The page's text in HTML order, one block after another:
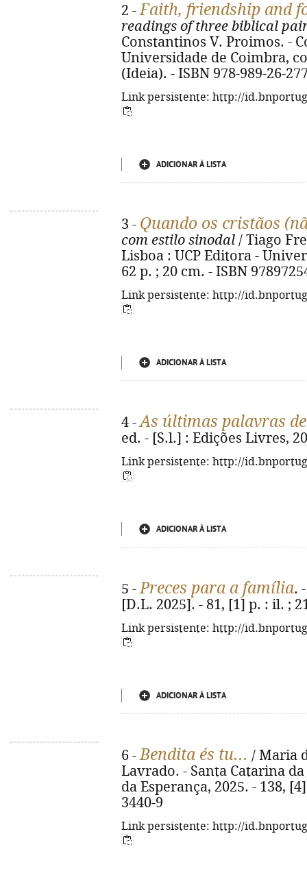
2 -Faith, friendship and
readings of three biblical
Constantinos V. Proimos. -
Universidade de Coimbra,
(Ideia). - ISBN 978-989-26-
Link persistente: http://
ADICIONAR À LISTA
3 - Quando os cristãos
com estilo sinodal / Tiago
Lisboa : UCP Editora -
62 p. ; 20 cm. - ISBN
Link persistente: http://
ADICIONAR À LISTA
4 -As últimas palavras
ed. - [S.l.] : Edições Livres,
Link persistente: http://
ADICIONAR À LISTA
5 -Preces para a família.
[D.L. 2025]. - 81, [1] p. : il. ;
Link persistente: http://
ADICIONAR À LISTA
6 -Bendita és tu... / Maria
Lavrado. - Santa Catarina
da Esperança, 2025. - 138,
3440-9
Link persistente: http://